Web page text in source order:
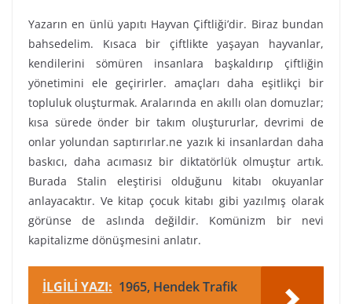
Yazarın en ünlü yapıtı Hayvan Çiftliği’dir. Biraz bundan
bahsedelim. Kısaca bir çiftlikte yaşayan hayvanlar,
kendilerini sömüren insanlara başkaldırıp çiftliğin
yönetimini ele geçirirler. amaçları daha eşitlikçi bir
topluluk oluşturmak. Aralarında en akıllı olan domuzlar;
kısa sürede önder bir takım oluştururlar, devrimi de
onlar yolundan saptırırlar.ne yazık ki insanlardan daha
baskıcı, daha acımasız bir diktatörlük olmuştur artık.
Burada Stalin eleştirisi olduğunu kitabı okuyanlar
anlayacaktır. Ve kitap çocuk kitabı gibi yazılmış olarak
görünse de aslında değildir. Komünizm bir nevi
kapitalizme dönüşmesini anlatır.
İLGİLİ YAZI: 1965, Hendek Trafik